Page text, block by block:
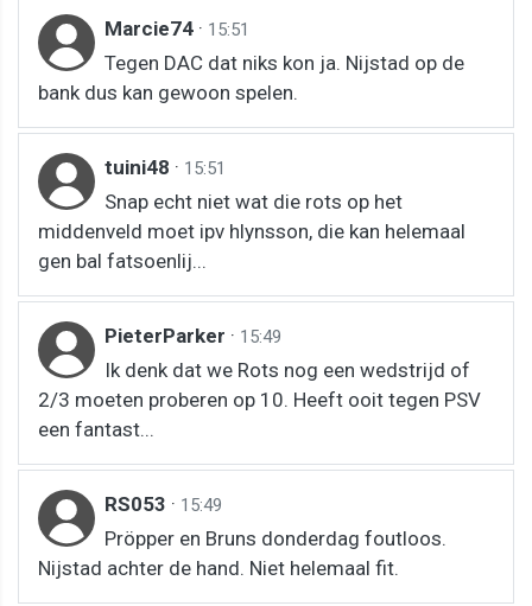
Marcie74 · 15:51
Tegen DAC dat niks kon ja. Nijstad op de
bank dus kan gewoon spelen.
tuini48 · 15:51
Snap echt niet wat die rots op het
middenveld moet ipv hlynsson, die kan helemaal
gen bal fatsoenlij...
PieterParker · 15:49
Ik denk dat we Rots nog een wedstrijd of
2/3 moeten proberen op 10. Heeft ooit tegen PSV
een fantast...
RS053 · 15:49
Pröpper en Bruns donderdag foutloos.
Nijstad achter de hand. Niet helemaal fit.